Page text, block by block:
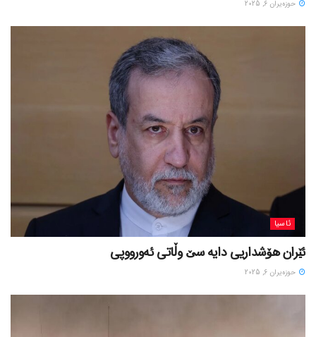
حوزه‌یران 6, 2025
ئاسیا
ئێران هۆشداریی دایە سێ وڵاتی ئەورووپی
حوزه‌یران 6, 2025